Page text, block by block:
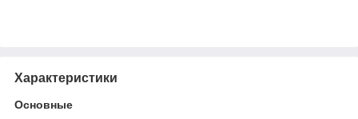
Характеристики
Основные